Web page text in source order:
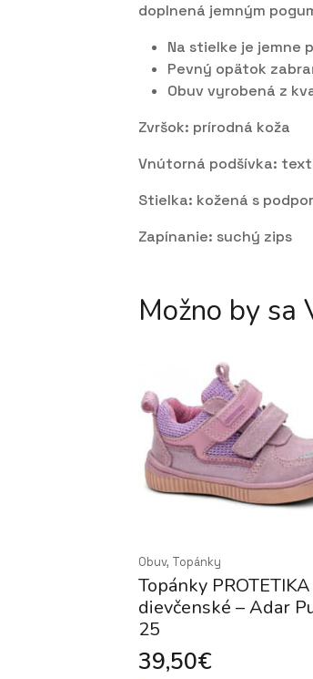
doplnená jemným
Na stielke je jemne
Pevný opätok
Obuv vyrobená z
Zvršok: prírodná koža
Vnútorná podšívka:
Stielka: kožená s
Zapínanie: suchý zips
Možno by sa
Obuv, Topánky
Topánky
dievčenské – Adar
25
39,50€